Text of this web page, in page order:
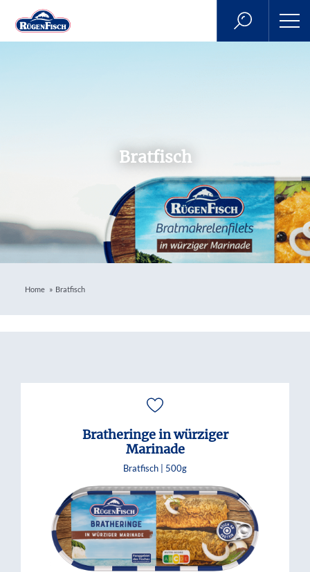
Bratfisch
Home » Bratfisch
Bratheringe in würziger
Marinade
Bratfisch | 500g